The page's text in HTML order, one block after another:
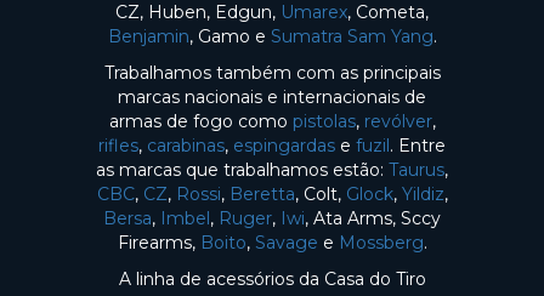
CZ, Huben, Edgun, Umarex, Cometa,
Benjamin, Gamo e Sumatra Sam Yang.
Trabalhamos também com as principais
marcas nacionais e internacionais de
armas de fogo como pistolas, revólver,
rifles, carabinas, espingardas e fuzil. Entre
as marcas que trabalhamos estão: Taurus,
CBC, CZ, Rossi, Beretta, Colt, Glock, Yildiz,
Bersa, Imbel, Ruger, Iwi, Ata Arms, Sccy
Firearms, Boito, Savage e Mossberg.
A linha de acessórios da Casa do Tiro